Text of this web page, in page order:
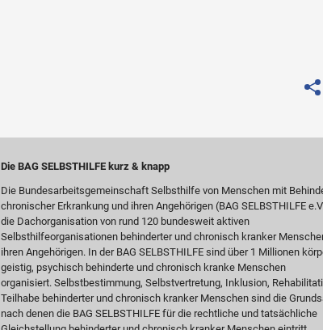
Die BAG SELBSTHILFE kurz & knapp
Die Bundesarbeitsgemeinschaft Selbsthilfe von Menschen mit
chronischer Erkrankung und ihren Angehörigen (BAG SELBSTHILFE
die Dachorganisation von rund 120 bundesweit aktiven
Selbsthilfeorganisationen behinderter und chronisch kranker
ihren Angehörigen. In der BAG SELBSTHILFE sind über 1 Millionen
geistig, psychisch behinderte und chronisch kranke Menschen
organisiert. Selbstbestimmung, Selbstvertretung, Inklusion,
Teilhabe behinderter und chronisch kranker Menschen sind die
nach denen die BAG SELBSTHILFE für die rechtliche und tatsächliche